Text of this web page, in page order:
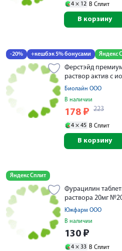
4 × 12 В Сплит
В корзину
-20% +кешбэк 5% бонусами Яндекс
Ферстэйд
раствор актив с
Биолайн ООО
В наличии
178 ₽ 223
4 × 45 В Сплит
В корзину
Яндекс Сплит
Фурацилин
раствора 20мг
Южфарм ООО
В наличии
130 ₽
4 × 33 В Сплит